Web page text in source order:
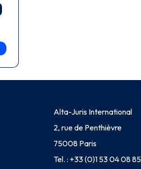
Alta-Juris International
2, rue de Penthièvre
75008 Paris
Tel. : +33 (0)1 53 04 08 85